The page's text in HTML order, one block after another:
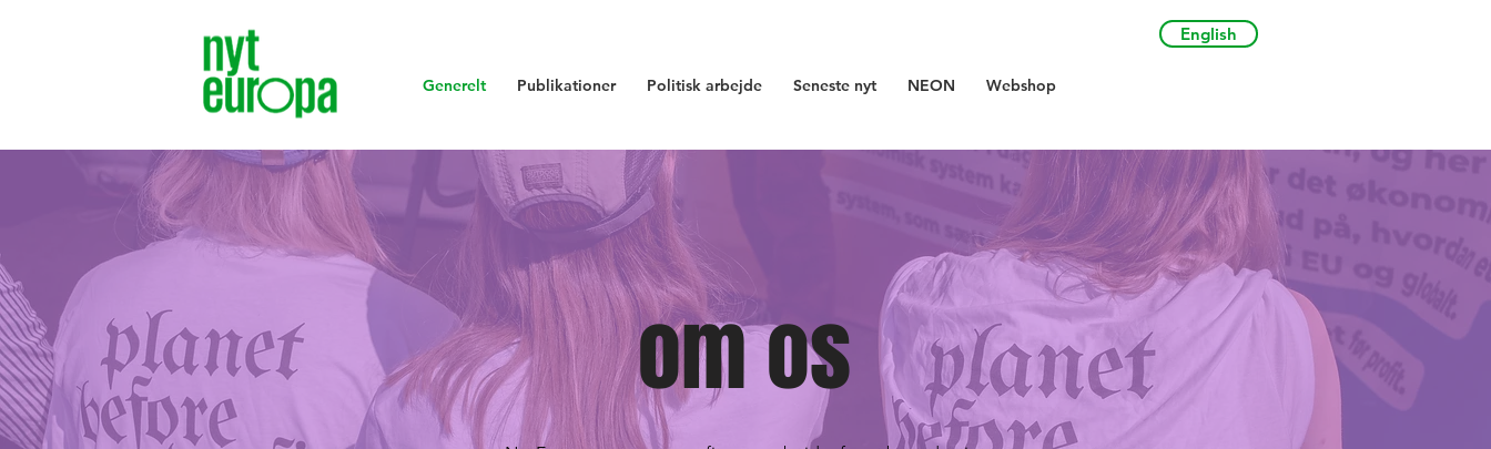
Generelt Publikationer Politisk arbejde Seneste nyt NEON Webshop
English
om os